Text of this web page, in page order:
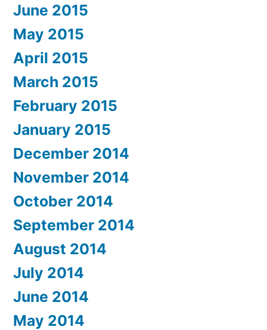
June 2015
May 2015
April 2015
March 2015
February 2015
January 2015
December 2014
November 2014
October 2014
September 2014
August 2014
July 2014
June 2014
May 2014